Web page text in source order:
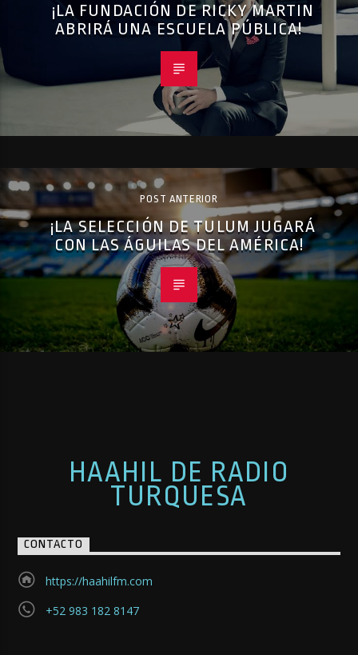
¡LA FUNDACIÓN DE RICKY MARTIN
ABRIRÁ UNA ESCUELA PÚBLICA!
POST ANTERIOR
¡LA SELECCIÓN DE TULUM JUGARÁ
CON LAS ÁGUILAS DEL AMÉRICA!
HAAHIL DE RADIO
TURQUESA
CONTACTO
https://haahilfm.com
+52 983 182 8147